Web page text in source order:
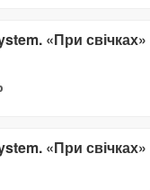
«При свічках»
«При свічках»